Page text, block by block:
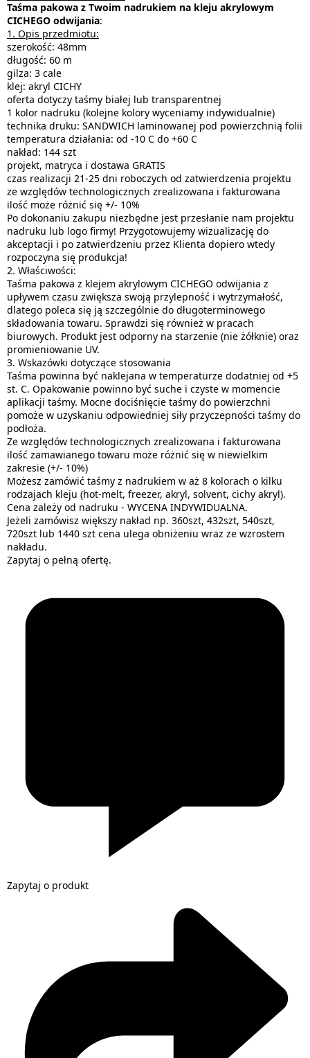
Taśma pakowa z Twoim nadrukiem na kleju akrylowym
CICHEGO odwijania:
1. Opis przedmiotu:
szerokość: 48mm
długość: 60 m
gilza: 3 cale
klej: akryl CICHY
oferta dotyczy taśmy białej lub transparentnej
1 kolor nadruku (kolejne kolory wyceniamy indywidualnie)
technika druku: SANDWICH laminowanej pod powierzchnią folii
temperatura działania: od -10 C do +60 C
nakład: 144 szt
projekt, matryca i dostawa GRATIS
czas realizacji 21-25 dni roboczych od zatwierdzenia projektu
ze względów technologicznych zrealizowana i fakturowana
ilość może różnić się +/- 10%
Po dokonaniu zakupu niezbędne jest przesłanie nam projektu
nadruku lub logo firmy! Przygotowujemy wizualizację do
akceptacji i po zatwierdzeniu przez Klienta dopiero wtedy
rozpoczyna się produkcja!
2. Właściwości:
Taśma pakowa z klejem akrylowym CICHEGO odwijania z
upływem czasu zwiększa swoją przylepność i wytrzymałość,
dlatego poleca się ją szczególnie do długoterminowego
składowania towaru. Sprawdzi się również w pracach
biurowych. Produkt jest odporny na starzenie (nie żółknie) oraz
promieniowanie UV.
3. Wskazówki dotyczące stosowania
Taśma powinna być naklejana w temperaturze dodatniej od +5
st. C. Opakowanie powinno być suche i czyste w momencie
aplikacji taśmy. Mocne dociśnięcie taśmy do powierzchni
pomoże w uzyskaniu odpowiedniej siły przyczepności taśmy do
podłoża.
Ze względów technologicznych zrealizowana i fakturowana
ilość zamawianego towaru może różnić się w niewielkim
zakresie (+/- 10%)
Możesz zamówić taśmy z nadrukiem w aż 8 kolorach o kilku
rodzajach kleju (hot-melt, freezer, akryl, solvent, cichy akryl).
Cena zależy od nadruku - WYCENA INDYWIDUALNA.
Jeżeli zamówisz większy nakład np. 360szt, 432szt, 540szt,
720szt lub 1440 szt cena ulega obniżeniu wraz ze wzrostem
nakładu.
Zapytaj o pełną ofertę.
Zapytaj o produkt